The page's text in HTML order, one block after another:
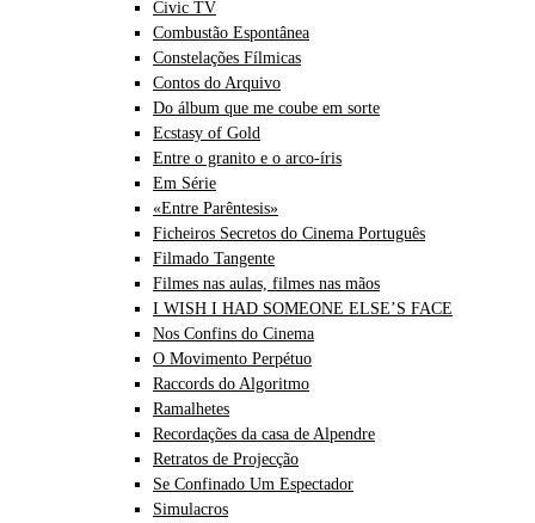
Civic TV
Combustão Espontânea
Constelações Fílmicas
Contos do Arquivo
Do álbum que me coube em sorte
Ecstasy of Gold
Entre o granito e o arco-íris
Em Série
«Entre Parêntesis»
Ficheiros Secretos do Cinema Português
Filmado Tangente
Filmes nas aulas, filmes nas mãos
I WISH I HAD SOMEONE ELSE’S FACE
Nos Confins do Cinema
O Movimento Perpétuo
Raccords do Algoritmo
Ramalhetes
Recordações da casa de Alpendre
Retratos de Projecção
Se Confinado Um Espectador
Simulacros